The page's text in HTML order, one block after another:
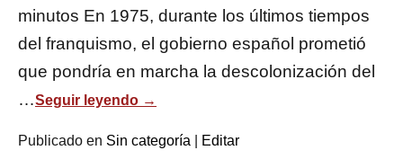
minutos En 1975, durante los últimos tiempos
del franquismo, el gobierno español prometió
que pondría en marcha la descolonización del
…Seguir leyendo →
Publicado en Sin categoría Editar